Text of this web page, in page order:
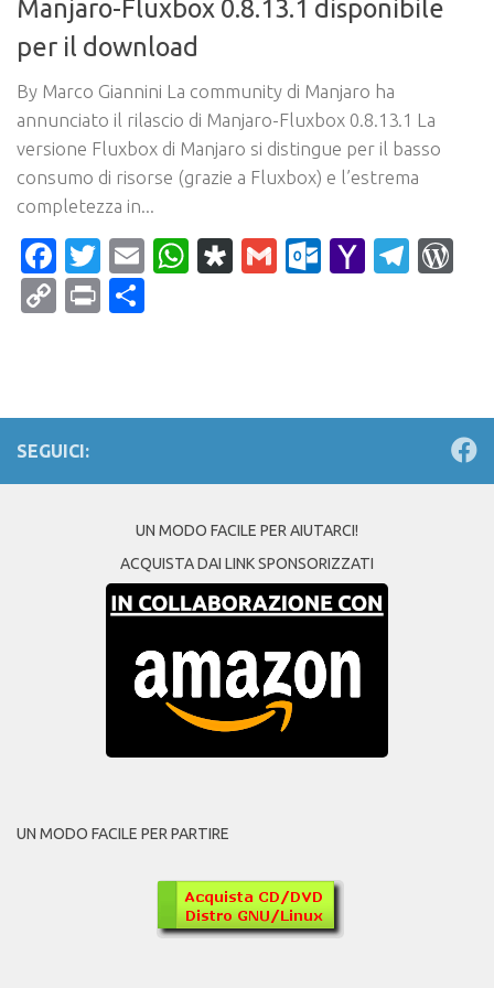
Manjaro-Fluxbox 0.8.13.1 disponibile
per il download
By Marco Giannini La community di Manjaro ha
annunciato il rilascio di Manjaro-Fluxbox 0.8.13.1 La
versione Fluxbox di Manjaro si distingue per il basso
consumo di risorse (grazie a Fluxbox) e l’estrema
completezza in...
Facebook
Twitter
EmailWhatsApp
Diaspora
Gmail Yahoo
CopyPrint
SEGUICI:
UN MODO FACILE PER AIUTARCI!
ACQUISTA DAI LINK SPONSORIZZATI
UN MODO FACILE PER PARTIRE